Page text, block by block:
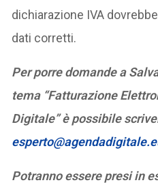
dichiarazione IVA
dati corretti.
Per porre domande a
tema “Fatturazione
Digitale” è possibile
Potranno essere presi in